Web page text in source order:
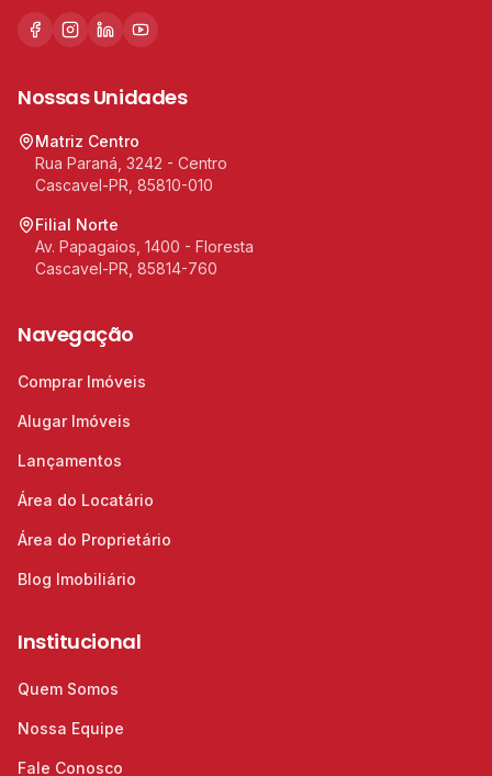
Nossas Unidades
Matriz Centro
Rua Paraná, 3242 - Centro
Cascavel-PR, 85810-010
Filial Norte
Av. Papagaios, 1400 - Floresta
Cascavel-PR, 85814-760
Navegação
Comprar Imóveis
Alugar Imóveis
Lançamentos
Área do Locatário
Área do Proprietário
Blog Imobiliário
Institucional
Quem Somos
Nossa Equipe
Fale Conosco